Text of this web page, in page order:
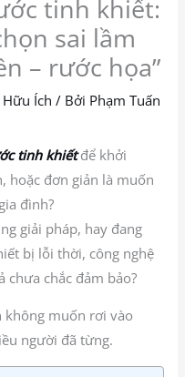
tinh khiết:
sai lầm
– rước họa”
Ích / Bởi Phạm Tuấn
tinh khiếtđể khởi
hoặc đơn giản là muốn
đình?
giải pháp, hay đang
bị lỗi thời, công nghệ
chưa chắc đảm bảo?
không muốn rơi vào
người đã từng.